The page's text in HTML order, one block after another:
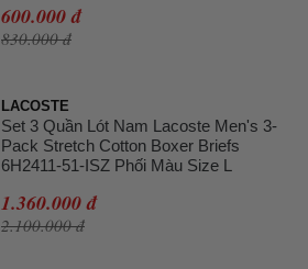
600.000 đ
830.000 đ
LACOSTE
Set 3 Quần Lót Nam Lacoste Men's 3-
Pack Stretch Cotton Boxer Briefs
6H2411-51-ISZ Phối Màu Size L
1.360.000 đ
2.100.000 đ